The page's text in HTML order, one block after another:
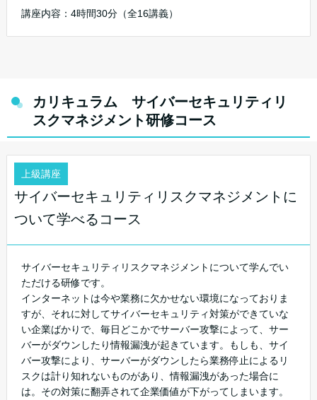
講座内容：4時間30分（全16講義）
カリキュラム サイバーセキュリティリ
スクマネジメント研修コース
上級講座
サイバーセキュリティリスクマネジメントに
ついて学べるコース
サイバーセキュリティリスクマネジメントについて学んでい
ただける研修です。
インターネットは今や業務に欠かせない環境になっておりま
すが、それに対してサイバーセキュリティ対策ができていな
い企業ばかりで、毎日どこかでサーバー攻撃によって、サー
バーがダウンしたり情報漏洩が起きています。もしも、サイ
バー攻撃により、サーバーがダウンしたら業務停止によるリ
スクは計り知れないものがあり、情報漏洩があった場合に
は。その対策に翻弄されて企業価値が下がってしまいます。